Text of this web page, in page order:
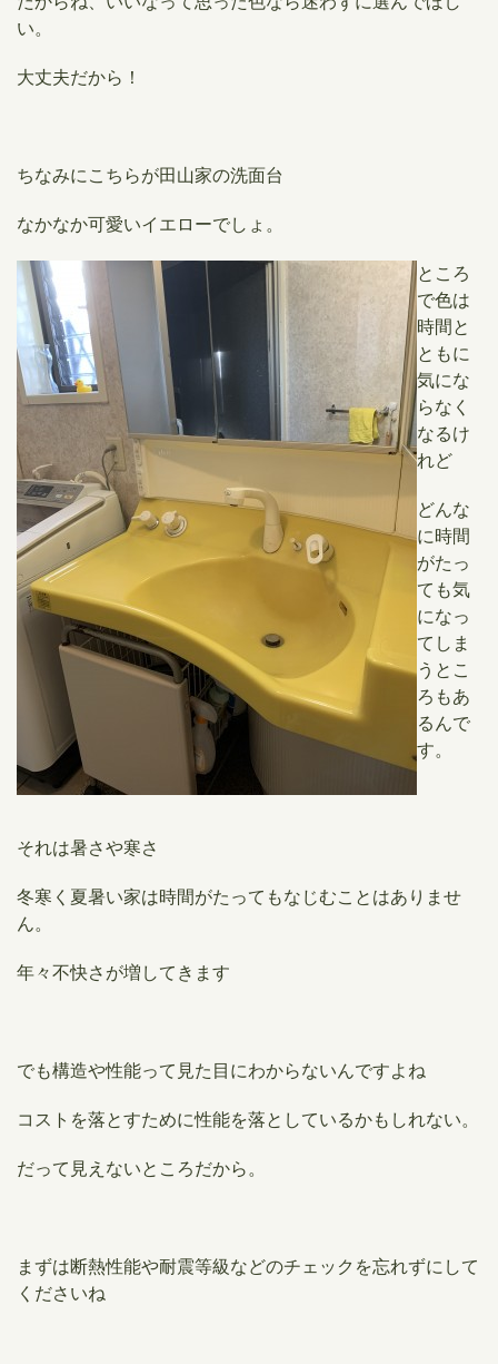
い。
大丈夫だから！
ちなみにこちらが田山家の洗面台
なかなか可愛いイエローでしょ。
​ところ
で色は
時間と
ともに
気にな
らなく
なるけ
れど
どんな
に時間
がたっ
ても気
になっ
てしま
うとこ
ろもあ
るんで
す。
それは暑さや寒さ
冬寒く夏暑い家は時間がたってもなじむことはありませ
ん。
年々不快さが増してきます
でも構造や性能って見た目にわからないんですよね
コストを落とすために性能を落としているかもしれない。
だって見えないところだから。
まずは断熱性能や耐震等級などのチェックを忘れずにして
くださいね